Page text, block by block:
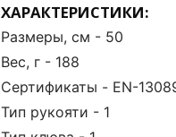
ХАРАКТЕРИСТИКИ:
Размеры, см - 50
Вес, г - 188
Сертификаты - EN-
Тип рукояти - 1